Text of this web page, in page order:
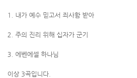
1. 내가 예수 믿고서 죄사함 받아
2. 주의 진리 위해 십자가 군기
3. 에벤에셀 하나님
이상 3곡입니다.